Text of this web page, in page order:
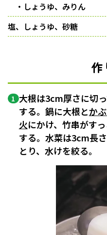
・しょうゆ、みりん
塩、しょうゆ、砂糖
作
1 大根は3cm厚さに切
する。鍋に大根とか
火にかけ、竹串がす
する。水菜は3cm長さ
とり、水けを絞る。